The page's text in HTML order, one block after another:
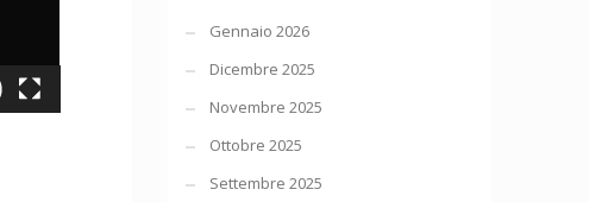
Gennaio 2026
Dicembre 2025
Novembre 2025
Ottobre 2025
Settembre 2025